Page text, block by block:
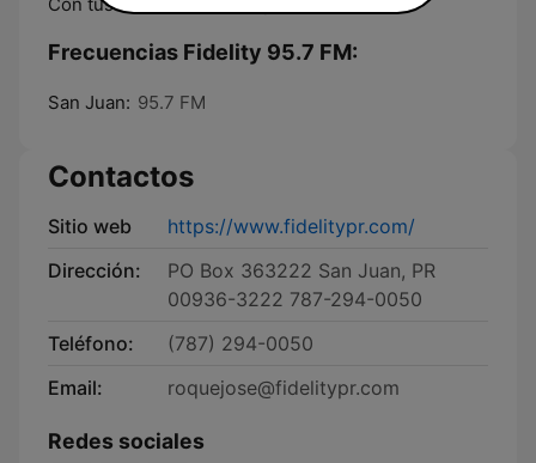
Frecuencias Fidelity 95.7 FM:
San Juan: 95.7 FM
Contactos
Sitio web
https://www.fidelitypr.com/
Dirección:
PO Box 363222 San Juan, PR
00936-3222 787-294-0050
Teléfono:
(787) 294-0050
Email:
roquejose@fidelitypr.com
Redes sociales